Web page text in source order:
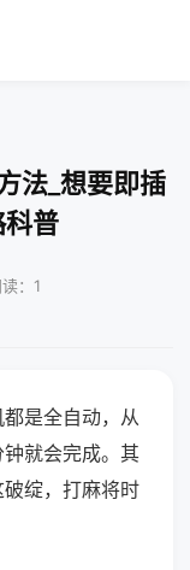
法_想要即插
普
：1
是全自动，从
就会完成。其
绽，打麻将时